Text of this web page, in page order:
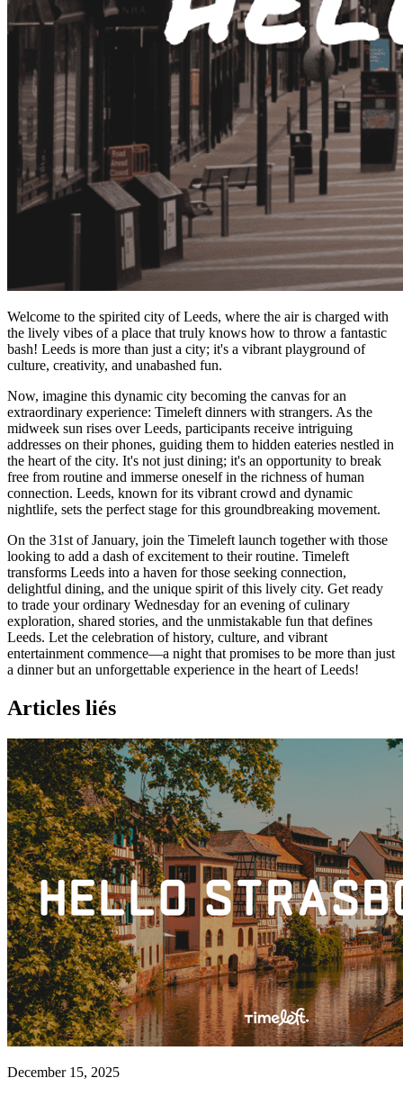
Welcome to the spirited city of Leeds, where the air is charged with
the lively vibes of a place that truly knows how to throw a fantastic
bash! Leeds is more than just a city; it's a vibrant playground of
culture, creativity, and unabashed fun.
Now, imagine this dynamic city becoming the canvas for an
extraordinary experience: Timeleft dinners with strangers. As the
midweek sun rises over Leeds, participants receive intriguing
addresses on their phones, guiding them to hidden eateries nestled in
the heart of the city. It's not just dining; it's an opportunity to break
free from routine and immerse oneself in the richness of human
connection. Leeds, known for its vibrant crowd and dynamic
nightlife, sets the perfect stage for this groundbreaking movement.
On the 31st of January, join the Timeleft launch together with those
looking to add a dash of excitement to their routine. Timeleft
transforms Leeds into a haven for those seeking connection,
delightful dining, and the unique spirit of this lively city. Get ready
to trade your ordinary Wednesday for an evening of culinary
exploration, shared stories, and the unmistakable fun that defines
Leeds. Let the celebration of history, culture, and vibrant
entertainment commence—a night that promises to be more than just
a dinner but an unforgettable experience in the heart of Leeds!
Articles liés
December 15, 2025